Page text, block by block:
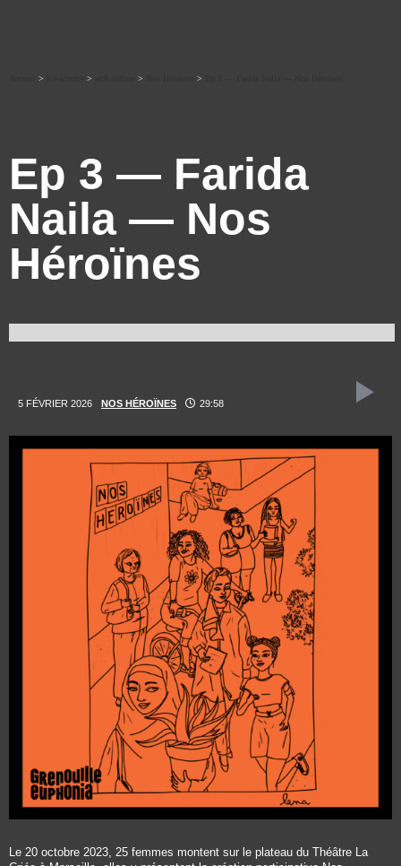
> > > >
Ep 3 — Farida
Naila — Nos
Héroïnes
5 FÉVRIER 2026 NOS HÉROÏNES 29:58
Le 20 octobre 2023, 25 femmes montent sur le plateau du Théâtre La